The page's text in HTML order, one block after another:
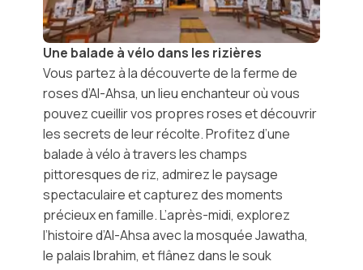
Une balade à vélo dans les rizières
Vous partez à la découverte de laferme de
roses d’Al-Ahsa, un lieu enchanteur où vous
pouvez cueillir vos propres roses et découvrir
les secrets de leur récolte. Profitez d’une
balade à véloà travers les champs
pittoresques de riz, admirez le paysage
spectaculaire et capturez des moments
précieux en famille. L’après-midi, explorez
l’histoire d’Al-Ahsaavec lamosquée Jawatha,
le palais Ibrahim, et flânez dans lesouk